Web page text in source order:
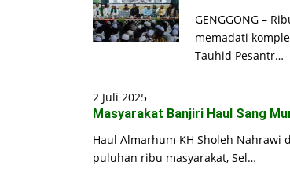
GENGGONG –
memadati
Tauhid Pesantr…
2 Juli 2025
Masyarakat Banjiri Haul Sang
Haul Almarhum KH Sholeh Nahrawi
puluhan ribu masyarakat, Sel…